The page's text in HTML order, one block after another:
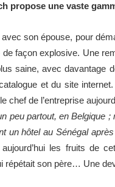
propose une vaste
son épouse, pour
de façon explosive. Une
saine, avec davantage
et du site internet.
chef de l’entreprise
peu partout, en Belgique
un hôtel au Sénégal
les fruits de
répétait son père… Une